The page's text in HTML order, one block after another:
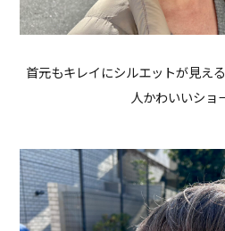
首元もキレイにシルエットが見え
人かわいいショ